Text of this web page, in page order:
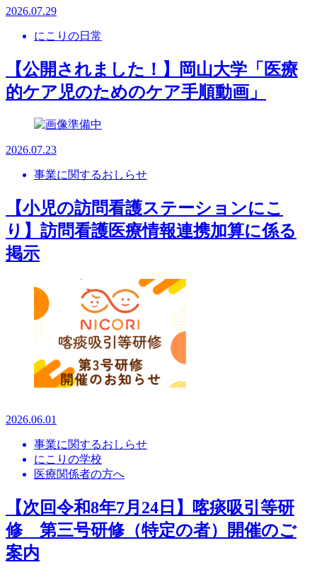
2026.07.29
にこりの日常
【公開されました！】岡山大学「医療
的ケア児のためのケア手順動画」
2026.07.23
事業に関するおしらせ
【小児の訪問看護ステーションにこ
り】訪問看護医療情報連携加算に係る
掲示
2026.06.01
事業に関するおしらせ
にこりの学校
医療関係者の方へ
【次回令和8年7月24日】喀痰吸引等研
修 第三号研修（特定の者）開催のご
案内